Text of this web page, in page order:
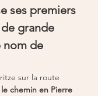
ses premiers
grande
nom de
sur la route
chemin en Pierre